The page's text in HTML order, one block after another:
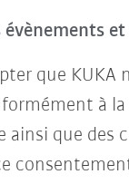
que
à la
ainsi que